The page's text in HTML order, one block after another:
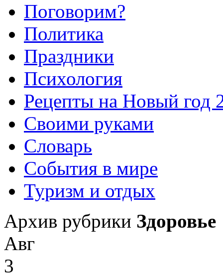
Поговорим?
Политика
Праздники
Психология
Рецепты на Новый год
Своими руками
Словарь
События в мире
Туризм и отдых
Архив рубрики Здоровье
Авг
3